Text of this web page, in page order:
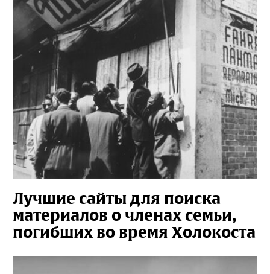
Лучшие сайты для поиска
материалов о членах семьи,
погибших во время Холокоста